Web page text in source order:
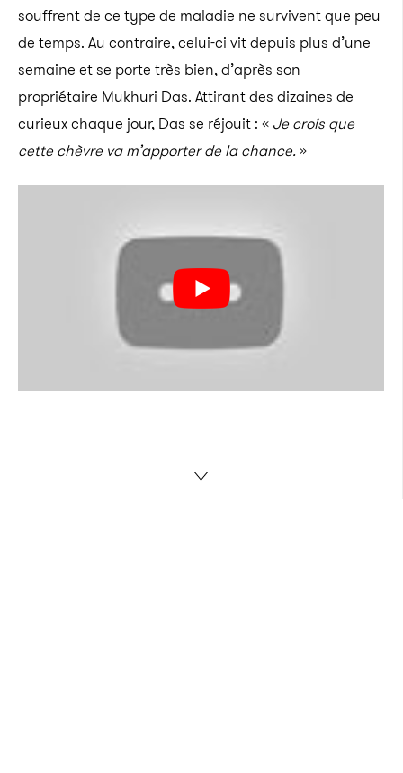
souffrent de ce type de maladie ne survivent que peu
de temps. Au contraire, celui-ci vit depuis plus d’une
semaine et se porte très bien, d’après son
propriétaire Mukhuri Das. Attirant des dizaines de
curieux chaque jour, Das se réjouit : « Je crois que
cette chèvre va m’apporter de la chance.»